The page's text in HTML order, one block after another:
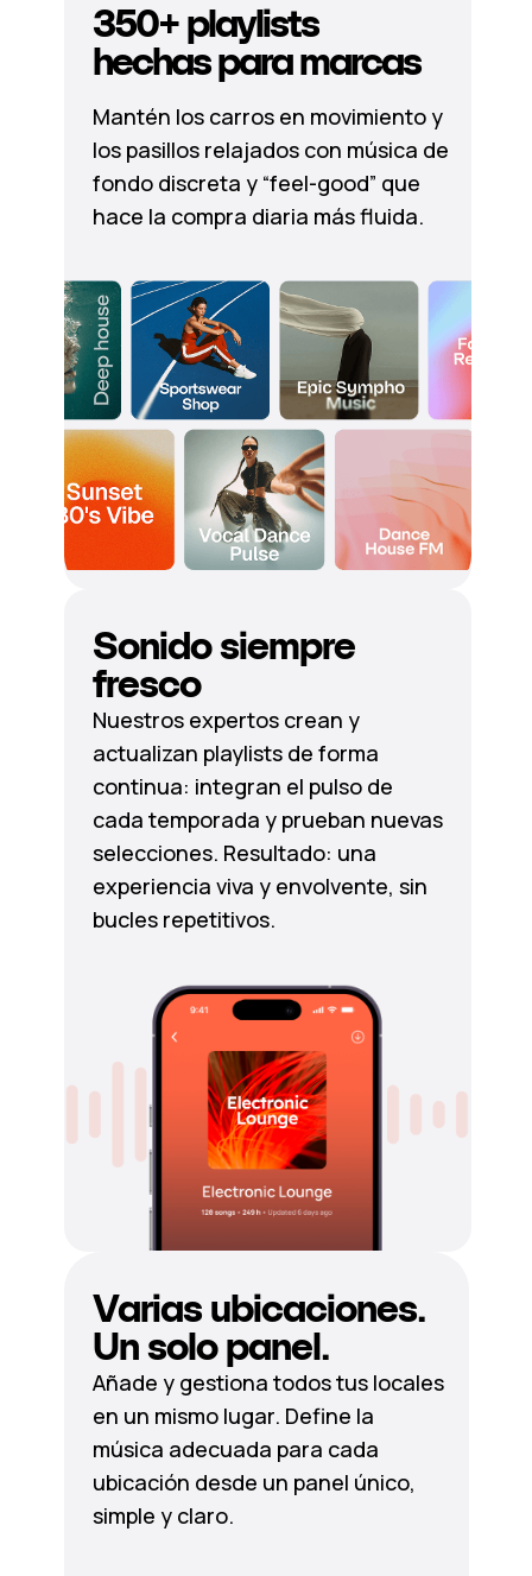
350+ playlists
hechas para marcas
Mantén los carros en movimiento y
los pasillos relajados con música de
fondo discreta y “feel-good” que
hace la compra diaria más fluida.
Sonido siempre
fresco
Nuestros expertos crean y
actualizan playlists de forma
continua: integran el pulso de
cada temporada y prueban nuevas
selecciones. Resultado: una
experiencia viva y envolvente, sin
bucles repetitivos.
Varias ubicaciones.
Un solo panel.
Añade y gestiona todos tus locales
en un mismo lugar. Define la
música adecuada para cada
ubicación desde un panel único,
simple y claro.